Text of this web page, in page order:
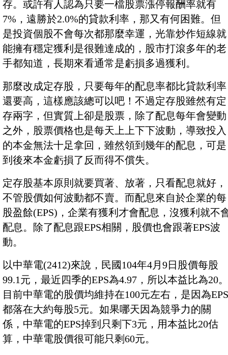
存。或許有人認為只要一檔股票漲停報酬率就有
7%，遠勝於2.0%的貸款利率，那又有何困難。但
是投資個股不會每次都那麼幸運，光靠炒作短線就
能擁有穩定獲利是很難達成的，股市打滾多年的老
手都知道，長期來看通常是虧損多過獲利。
那麼改成定存股，只要每年的配息率都比貸款利率
還要高，這樣應該總可以吧！不過定存股雖然有定
存兩字，但實質上卻是股票，除了配息每年會變動
之外，股票價格也是每天上上下下波動，導致投入
的本金無法十足拿回，雖然領到幾年的配息，可是
到後來本金虧損了反而得不償失。
定存股基本原則就要買著、放著，只看配息就好，
不管股價如何波動都不賣。而配息來自於企業的每
股盈餘(EPS)，企業有獲利才會配息，沒獲利就不
配息。除了配息跟EPS相關，股價也會跟著EPS波
動。
以中華電(2412)來說，民國104年4月9日股價每股
99.1元，最近四季的EPS為4.97，所以本益比為20。
目前中華電的股價均維持在100元左右，是因為EPS
都落在大約每股5元。如果哪天因為競爭力的關
係，中華電的EPS掉到只剩下3元，用本益比20估
算，中華電股價很可能只剩60元。